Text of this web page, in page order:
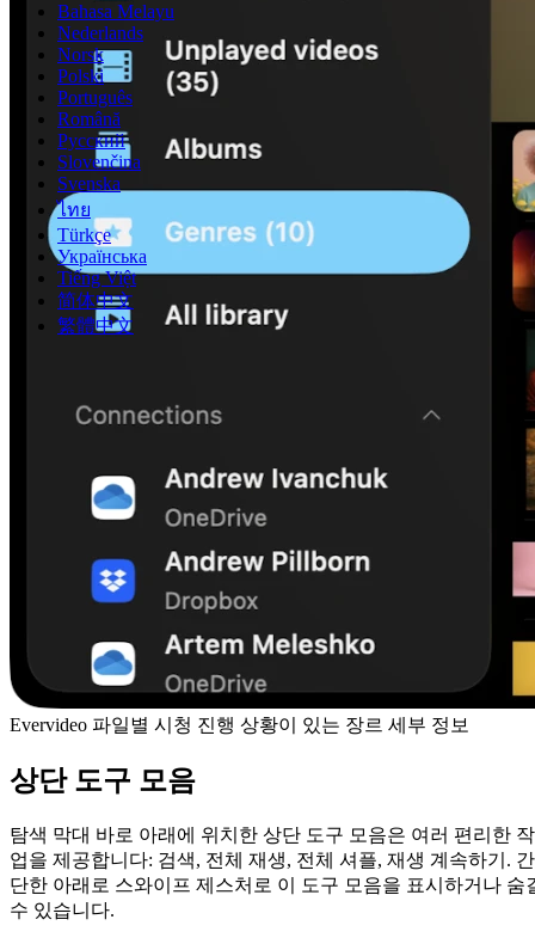
Bahasa Melayu
Nederlands
Norsk
Polski
Português
Română
Русский
Slovenčina
Svenska
ไทย
Türkçe
Українська
Tiếng Việt
简体中文
繁體中文
Evervideo 파일별 시청 진행 상황이 있는 장르 세부 정보
상단 도구 모음
탐색 막대 바로 아래에 위치한 상단 도구 모음은 여러 편리한 작
업을 제공합니다: 검색, 전체 재생, 전체 셔플, 재생 계속하기. 간
단한 아래로 스와이프 제스처로 이 도구 모음을 표시하거나 숨
수 있습니다.